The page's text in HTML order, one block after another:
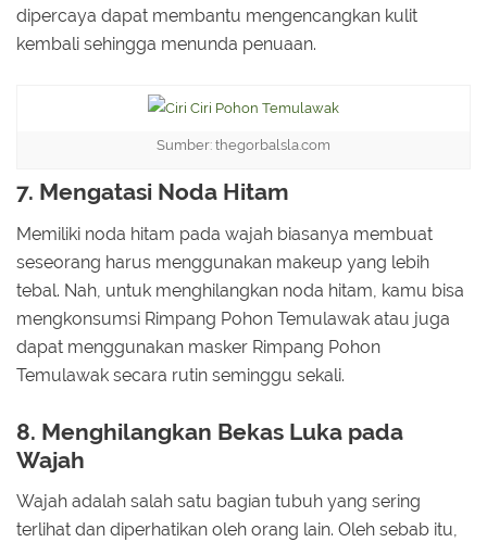
dipercaya dapat membantu mengencangkan kulit
kembali sehingga menunda penuaan.
Sumber: thegorbalsla.com
7. Mengatasi Noda Hitam
Memiliki noda hitam pada wajah biasanya membuat
seseorang harus menggunakan makeup yang lebih
tebal. Nah, untuk menghilangkan noda hitam, kamu bisa
mengkonsumsi Rimpang Pohon Temulawak atau juga
dapat menggunakan masker Rimpang Pohon
Temulawak secara rutin seminggu sekali.
8. Menghilangkan Bekas Luka pada
Wajah
Wajah adalah salah satu bagian tubuh yang sering
terlihat dan diperhatikan oleh orang lain. Oleh sebab itu,